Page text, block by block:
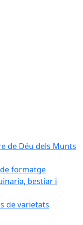
de Déu dels Munts
formatge
bestiar i
de varietats